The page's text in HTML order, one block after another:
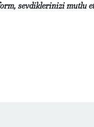
sevdiklerinizi mutlu